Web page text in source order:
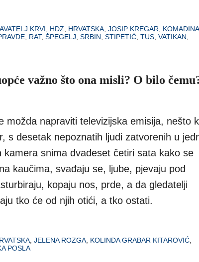
KRVI HDZ HRVATSKA JOSIP KREGAR KOMADINA
RAT, ŠPEGELJ SRBIN STIPETIĆ TUS VATIKAN
važno što ona misli? O bilo
možda napraviti televizijska emisija, nešto
s desetak nepoznatih ljudi zatvorenih u
kamera snima dvadeset četiri sata kako se
kaučima, svađaju se, ljube, pjevaju pod
kopaju nos, prde, a da gledatelji
tko će od njih otići, a tko ostati.
, JELENA ROZGA, KOLINDA GRABAR KITAROVIĆ,
POSLA